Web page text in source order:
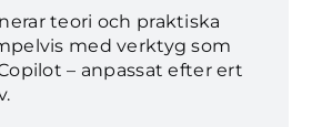
teori och praktiska
med verktyg som
– anpassat efter ert